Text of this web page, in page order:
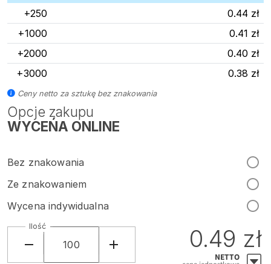
Opcje zakupu
WYCEŃA ONLINE
Bez znakowania
Ze znakowaniem
Wycena indywidualna
+250
0.44 zł
+1000
0.41 zł
+2000
0.40 zł
+3000
0.38 zł
Ceny netto za sztukę bez znakowania
Ilość 0.49 zł
NETTO